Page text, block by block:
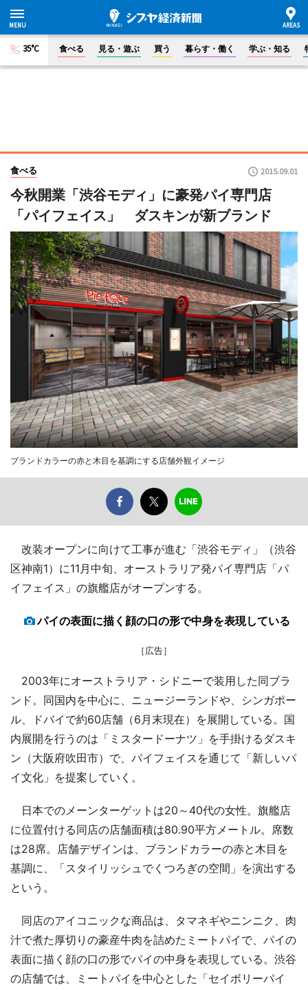
35°C 食べる 見る・遊ぶ 買う 暮らす・働く 学ぶ・知る
食べる 2015.09.01
今秋開業「渋谷モディ」に豪発パイ専門店
「パイフェイス」 ダスキンが新ブランド
ブランドカラーの赤と木目を基調にする店舗外観イメージ
改装オープンに向けて工事が進む「渋谷モディ」（渋谷
区神南1）に11月中旬、オーストラリア発パイ専門店「パ
イフェイス」の旗艦店がオープンする。
パイの表面に描く顔の口の形で中身を表現している
［広告］
2003年にオーストラリア・シドニーで装用した同ブラ
ンド。同国内を中心に、ニュージーランドや、シンガポー
ル、ドバイで約60店舗（6月末現在）を展開している。国
内展開を行うのは「ミスタードーナツ」を手掛けるダスキ
ン（大阪府吹田市）で、パイフェイスを通じて「新しいパ
イ文化」を提案していく。
日本でのメーンターゲットは20～40代の女性。旗艦店
に位置付ける同店の店舗面積は80.90平方メートル。席数
は28席。店舗デザインは、ブランドカラーの赤と木目を
基調に、「スタイリッシュでくつろぎの空間」を演出する
という。
同店のアイコニックな商品は、タマネギやニンニク、肉
汁で煮た厚切りの豪産牛肉を詰めたミートパイで、パイの
表面に描く顔の口の形でパイの中身を表現している。渋谷
の店舗では、ミートパイを中心とした「セイボリーパイ